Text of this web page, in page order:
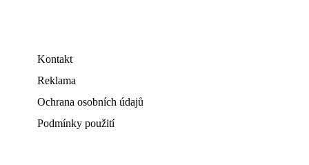
Kontakt
Reklama
Ochrana osobních údajů
Podmínky použití